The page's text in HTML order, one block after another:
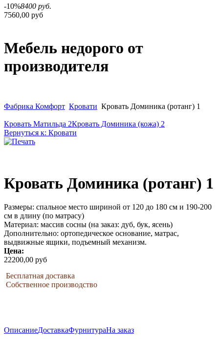
-10%8400 руб.
7560,00 руб
Мебель недорого от
производителя
Фабрика Комфорт Кровати Кровать Доминика (ротанг) 1
Кровать Матильда 2Кровать Доминика (кожа) 2
Вернуться к: Кровати
Кровать Доминика (ротанг) 1
Размеры: спальное место шириной от 120 до 180 см и 190-200
см в длину (по матрасу)
Материал: массив сосны (на заказ: дуб, бук, ясень)
Дополнительно: ортопедическое основание, матрас,
выдвижные ящики, подъемный механизм.
Цена:
22200,00 руб
Бесплатная доставка
Собственное производство
ОписаниеДоставкаФурнитураНа заказ